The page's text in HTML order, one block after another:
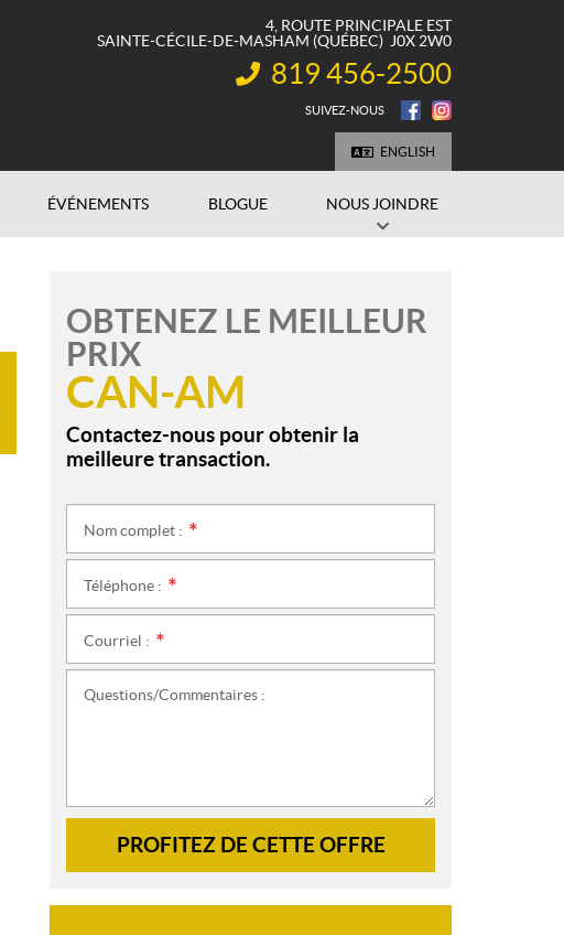
4, ROUTE PRINCIPALE EST
SAINTE-CÉCILE-DE-MASHAM (QUÉBEC) J0X 2W0
INFORMATION :
819 456-2500
SUIVEZ-NOUS
ENGLISH
ÉVÉNEMENTS BLOGUE NOUS JOINDRE
OBTENEZ LE MEILLEUR
PRIX
CAN-AM
Contactez-nous pour obtenir la
meilleure transaction.
Nom complet :
Téléphone :
Courriel :
Questions/Commentaires :
PROFITEZ DE CETTE OFFRE